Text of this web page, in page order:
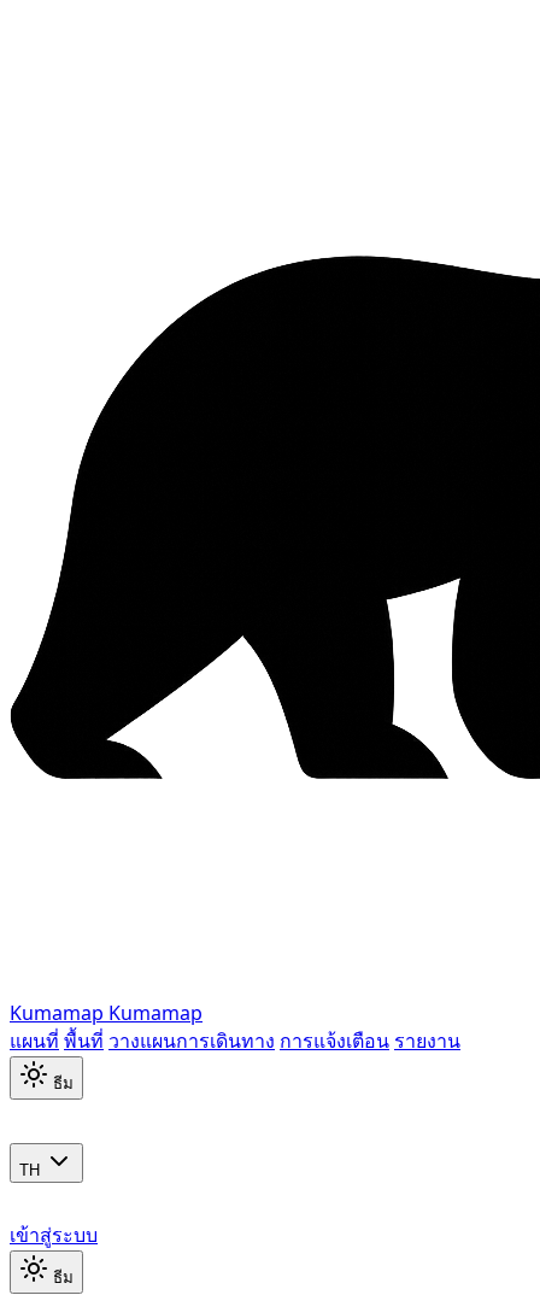
Kumamap Kumamap
แผนที่ พื้นที่ วางแผนการเดินทาง การแจ้งเตือน รายงาน
ธีม
TH
เข้าสู่ระบบ
ธีม